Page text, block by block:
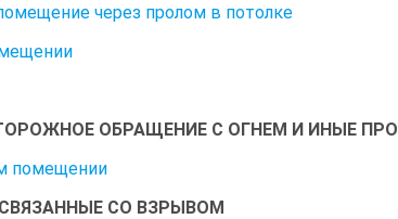
через пролом в потолке
ОБРАЩЕНИЕ С ОГНЕМ И ИНЫЕ
помещении
СО ВЗРЫВОМ